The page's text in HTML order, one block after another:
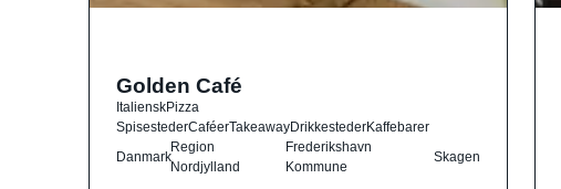
Golden Café
ItalienskPizza
SpisestederCaféerTakeawayDrikkestederKaffebarer
Danmark
Region
Nordjylland
Frederikshavn
Kommune
Skagen